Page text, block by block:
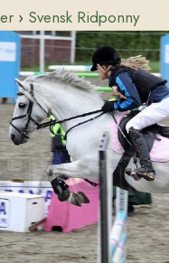
› Svensk Ridponny